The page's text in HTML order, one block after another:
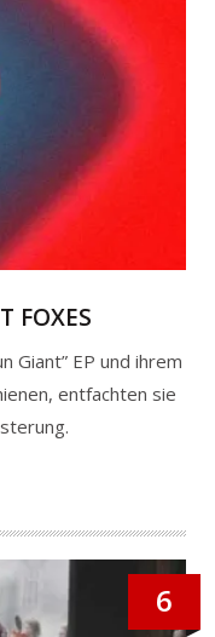
FOXES
Giant” EP und ihrem
entfachten sie
6